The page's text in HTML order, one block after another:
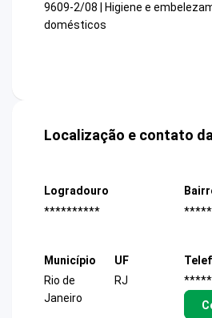
9609-2/08 | Higiene e
domésticos
Localização e contato
Logradouro
**********
Município
Rio de
Janeiro
UF
RJ